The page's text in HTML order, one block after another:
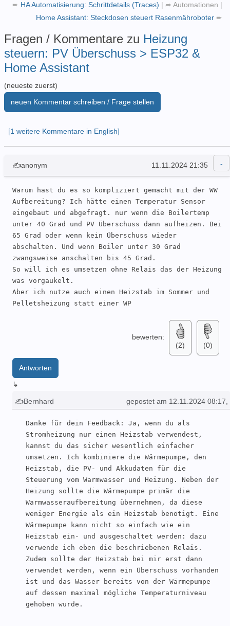
➨ HA Automatisierung: Schrittdetails (Traces) | ➦ Automationen |
Home Assistant: Steckdosen steuert Rasenmähroboter ➨
Fragen / Kommentare zu Heizung
steuern: PV Überschuss > ESP32 &
Home Assistant
(neueste zuerst)
neuen Kommentar schreiben / Frage stellen
[1 weitere Kommentare in English]
✍anonym 11.11.2024 21:35
Warum hast du es so kompliziert gemacht mit der WW
Aufbereitung? Ich hätte einen Temperatur Sensor
eingebaut und abgefragt. nur wenn die Boilertemp
unter 40 Grad und PV Überschuss dann aufheizen. Bei
65 Grad oder wenn kein Überschuss wieder
abschalten. Und wenn Boiler unter 30 Grad
zwangsweise anschalten bis 45 Grad.
So will ich es umsetzen ohne Relais das der Heizung
was vorgaukelt.
Aber ich nutze auch einen Heizstab im Sommer und
Pelletsheizung statt einer WP
bewerten:
(2)
(0)
Antworten
↳
✍Bernhard gepostet am 12.11.2024 08:17
Danke für dein Feedback: Ja, wenn du als
Stromheizung nur einen Heizstab verwendest,
kannst du das sicher wesentlich einfacher
umsetzen. Ich kombiniere die Wärmepumpe, den
Heizstab, die PV- und Akkudaten für die
Steuerung vom Warmwasser und Heizung. Neben der
Heizung sollte die Wärmepumpe primär die
Warmwasseraufbereitung übernehmen, da diese
weniger Energie als ein Heizstab benötigt. Eine
Wärmepumpe kann nicht so einfach wie ein
Heizstab ein- und ausgeschaltet werden: dazu
verwende ich eben die beschriebenen Relais.
Zudem sollte der Heizstab bei mir erst dann
verwendet werden, wenn ein Überschuss vorhanden
ist und das Wasser bereits von der Wärmepumpe
auf dessen maximal mögliche Temperaturniveau
gehoben wurde.